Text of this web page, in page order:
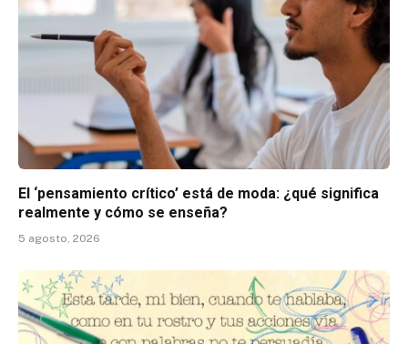
El ‘pensamiento crítico’ está de moda: ¿qué significa
realmente y cómo se enseña?
5 agosto, 2026